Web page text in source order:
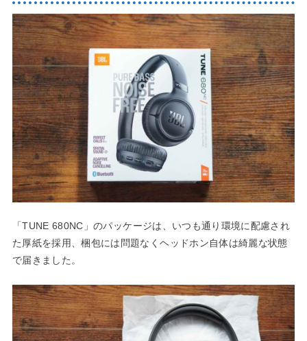
「TUNE 680NC」のパッケージは、いつも通り環境に配慮され
た厚紙を採用、梱包には問題なくヘッドホン自体は綺麗な状態
で届きました。